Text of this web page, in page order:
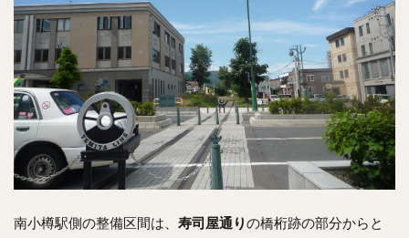
南小樽駅側の整備区間は、 寿司屋通りの橋桁跡の部分からと